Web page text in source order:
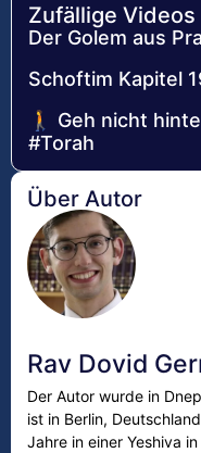
Zufällige Videos
Der Golem aus
Schoftim Kapitel
🚶 Geh nicht
#Тоrah
Über Autor
Rav Dovid
Der Autor wurde in
ist in Berlin,
Jahre in einer Yeshiva